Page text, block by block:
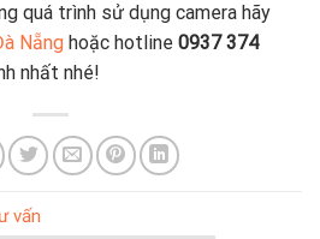
quá trình sử dụng camera hãy
Nẵng hoặc hotline 0937 374
nhất nhé!
vấn